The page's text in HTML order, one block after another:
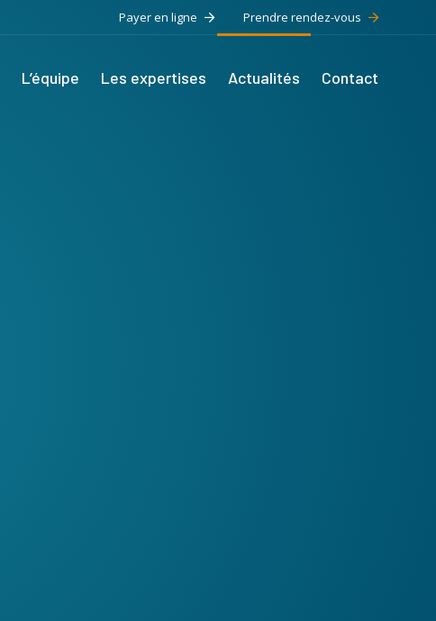
Payer en ligne Prendre rendez-vous
L’équipe Les expertises Actualités Contact